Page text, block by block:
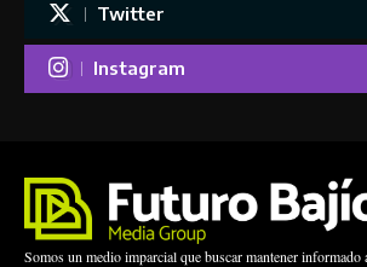
Twitter
Instagram
Somos un medio imparcial que buscar mantener informado